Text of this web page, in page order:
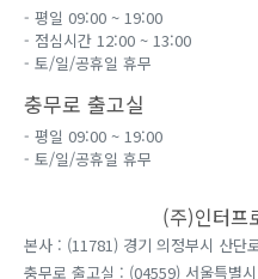
- 평일 09:00 ~ 19:00
- 점심시간 12:00 ~ 13:00
- 토/일/공휴일 휴무
충무로 출고실
- 평일 09:00 ~ 19:00
- 토/일/공휴일 휴무
(주)인터프
본사 : (11781) 경기 의정부시 산단
충무로 출고실 : (04559) 서울특별